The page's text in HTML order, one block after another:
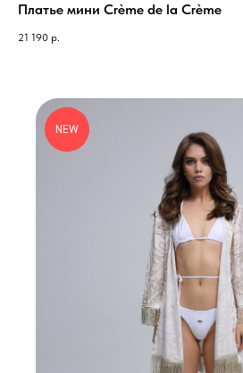
Платье мини Crème de la Crème
21 190 р.
NEW